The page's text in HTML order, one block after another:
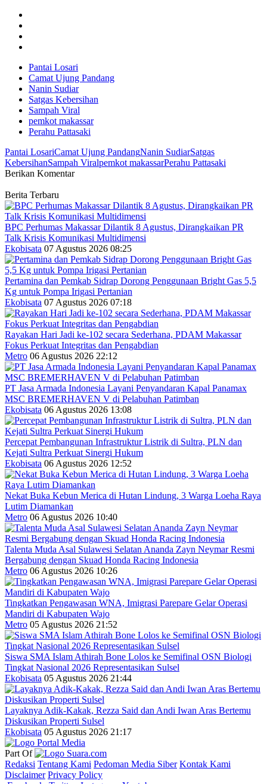
Pantai Losari
Camat Ujung Pandang
Nanin Sudiar
Satgas Kebersihan
Sampah Viral
pemkot makassar
Perahu Pattasaki
Pantai LosariCamat Ujung PandangNanin SudiarSatgas
KebersihanSampah Viralpemkot makassarPerahu Pattasaki
Berikan Komentar
Berita Terbaru
BPC Perhumas Makassar Dilantik 8 Agustus, Dirangkaikan PR
Talk Krisis Komunikasi Multidimensi
Ekobisata 07 Agustus 2026 08:25
Pertamina dan Pemkab Sidrap Dorong Penggunaan Bright Gas 5,5
Kg untuk Pompa Irigasi Pertanian
Ekobisata 07 Agustus 2026 07:18
Rayakan Hari Jadi ke-102 secara Sederhana, PDAM Makassar
Fokus Perkuat Integritas dan Pengabdian
Metro 06 Agustus 2026 22:12
PT Jasa Armada Indonesia Layani Penyandaran Kapal Panamax
MSC BREMERHAVEN V di Pelabuhan Patimban
Ekobisata 06 Agustus 2026 13:08
Percepat Pembangunan Infrastruktur Listrik di Sultra, PLN dan
Kejati Sultra Perkuat Sinergi Hukum
Ekobisata 06 Agustus 2026 12:52
Nekat Buka Kebun Merica di Hutan Lindung, 3 Warga Loeha Raya
Lutim Diamankan
Metro 06 Agustus 2026 10:40
Talenta Muda Asal Sulawesi Selatan Ananda Zayn Neymar Resmi
Bergabung dengan Skuad Honda Racing Indonesia
Metro 06 Agustus 2026 10:26
Tingkatkan Pengawasan WNA, Imigrasi Parepare Gelar Operasi
Mandiri di Kabupaten Wajo
Metro 05 Agustus 2026 21:52
Siswa SMA Islam Athirah Bone Lolos ke Semifinal OSN Biologi
Tingkat Nasional 2026 Representasikan Sulsel
Ekobisata 05 Agustus 2026 21:44
Layaknya Adik-Kakak, Rezza Said dan Andi Iwan Aras Bertemu
Diskusikan Properti Sulsel
Ekobisata 05 Agustus 2026 21:17
Part Of
Redaksi Tentang Kami Pedoman Media Siber Kontak Kami
Disclaimer Privacy Policy